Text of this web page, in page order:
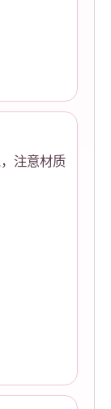
注意材质